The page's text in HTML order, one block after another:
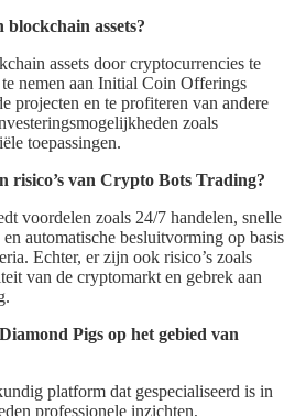
assets?
assets door cryptocurrencies te
nemen aan Initial Coin Offerings
projecten en te profiteren van andere
zoals
toepassingen.
risico’s van Crypto Bots Trading?
voordelen zoals 24/7 handelen, snelle
automatische besluitvorming op basis
Echter, er zijn ook risico’s zoals
van de cryptomarkt en gebrek aan
Pigs op het gebied van
platform dat gespecialiseerd is in
professionele inzichten,